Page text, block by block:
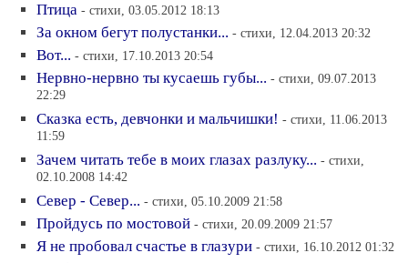
Птица - стихи, 03.05.2012 18:13
За окном бегут полустанки... - стихи, 12.04.2013 20:32
Вот... - стихи, 17.10.2013 20:54
Нервно-нервно ты кусаешь губы... - стихи, 09.07.2013
22:29
Сказка есть, девчонки и мальчишки! - стихи, 11.06.2013
11:59
Зачем читать тебе в моих глазах разлуку... - стихи,
02.10.2008 14:42
Север - Север... - стихи, 05.10.2009 21:58
Пройдусь по мостовой - стихи, 20.09.2009 21:57
Я не пробовал счастье в глазури - стихи, 16.10.2012 01:32